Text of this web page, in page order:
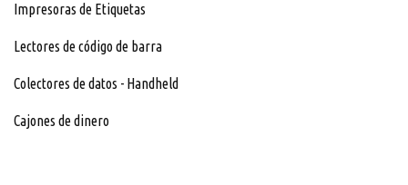
Impresoras de Etiquetas
Lectores de código de barra
Colectores de datos - Handheld
Cajones de dinero